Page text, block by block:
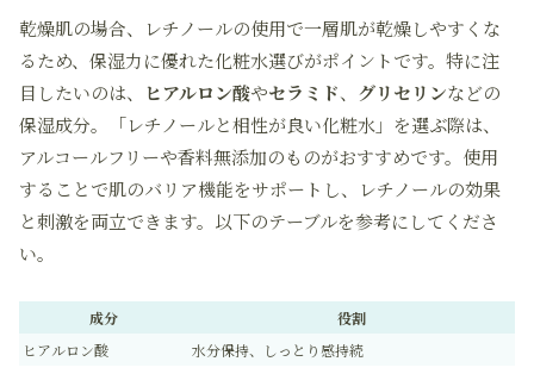
乾燥肌の場合、レチノールの使用で一層肌が乾燥しやすくな
るため、保湿力に優れた化粧水選びがポイントです。特に注
目したいのは、 ヒアルロン酸やセラミド、 グリセリンなどの
保湿成分。「レチノールと相性が良い化粧水」を選ぶ際は、
アルコールフリーや香料無添加のものがおすすめです。使用
することで肌のバリア機能をサポートし、レチノールの効果
と刺激を両立できます。以下のテーブルを参考にしてくださ
い。
成分
役割
ヒアルロン酸
水分保持、しっとり感持続